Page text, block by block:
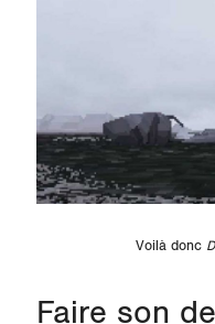
Voilà donc
Faire son